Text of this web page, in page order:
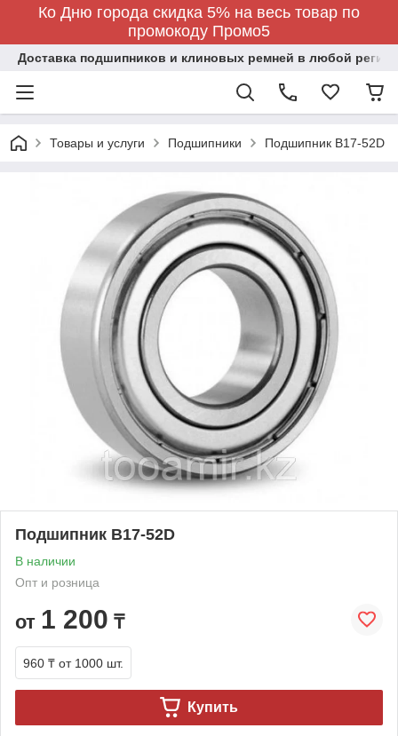
Ко Дню города скидка 5% на весь товар по
промокоду Промо5
Доставка подшипников и клиновых ремней в любой регион
Товары и услуги Подшипники Подшипник B17-52D
Подшипник B17-52D
В наличии
Опт и розница
от 1 200 ₸
960 ₸ от 1000 шт.
Купить